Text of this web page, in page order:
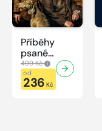
Příběhy
psané
modrou
krví
499 Kč
od
236 Kč